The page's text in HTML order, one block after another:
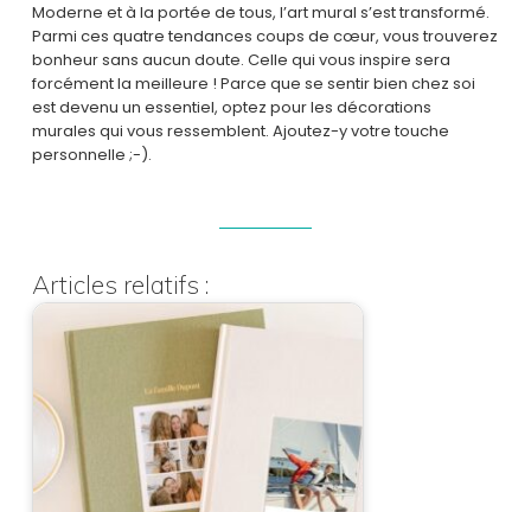
Moderne et à la portée de tous, l’art mural s’est transformé.
Parmi ces quatre tendances coups de cœur, vous trouverez
bonheur sans aucun doute. Celle qui vous inspire sera
forcément la meilleure ! Parce que se sentir bien chez soi
est devenu un essentiel, optez pour les décorations
murales qui vous ressemblent. Ajoutez-y votre touche
personnelle ;-).
Articles relatifs :